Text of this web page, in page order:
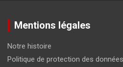
Mentions légales
Notre histoire
Politique de protection des données